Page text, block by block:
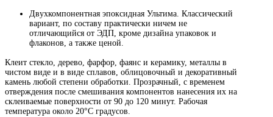
Двухкомпонентная эпоксидная Ультима. Классический
вариант, по составу практически ничем не
отличающийся от ЭДП, кроме дизайна упаковок и
флаконов, а также ценой.
Клеит стекло, дерево, фарфор, фаянс и керамику, металлы в
чистом виде и в виде сплавов, облицовочный и декоративный
камень любой степени обработки. Прозрачный, с временем
отверждения после смешивания компонентов нанесения их на
склеиваемые поверхности от 90 до 120 минут. Рабочая
температура около 20°C градусов.